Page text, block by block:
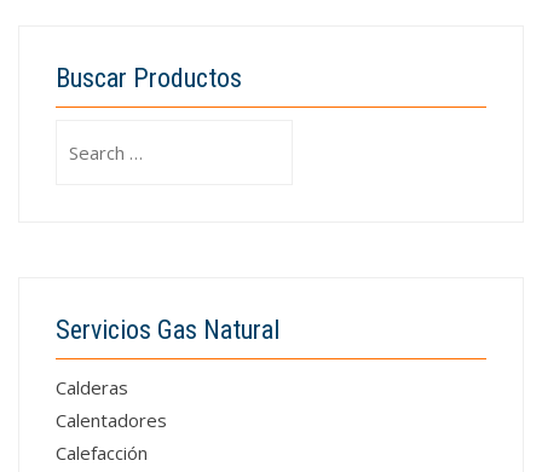
Buscar Productos
for:
Servicios Gas Natural
Calderas
Calentadores
Calefacción